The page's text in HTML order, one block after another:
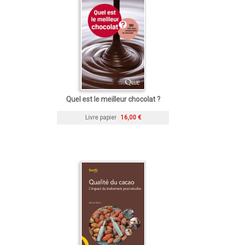
Quel est le meilleur chocolat ?
Livre papier 16,00 €